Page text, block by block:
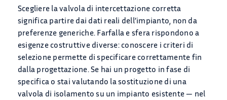
Scegliere la valvola di intercettazione corretta
significa partire dai dati reali dell’impianto, non da
preferenze generiche. Farfalla e sfera rispondono a
esigenze costruttive diverse: conoscere i criteri di
selezione permette di specificare correttamente fin
dalla progettazione. Se hai un progetto in fase di
specifica o stai valutando la sostituzione di una
valvola di isolamento su un impianto esistente — nel